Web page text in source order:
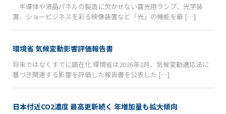
半導体や液晶パネルの製造に欠かせない露光用ランプ、光学装
置、ショービジネスを彩る映像装置など「光」の機能を最 […]
環境省 気候変動影響評価報告書
将来ではなくすでに顕在化 環境省は2026年2月、気候変動適応法に
基づき関連する影響を評価した報告書を公表した […]
日本付近CO2濃度 最高更新続く 年増加量も拡大傾向